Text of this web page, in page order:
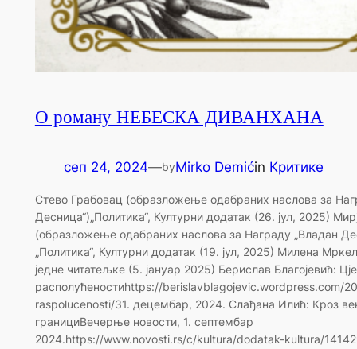
О роману НЕБЕСКА ДИВАНХАНА
сеп 24, 2024—byMirko Demićin Критике
Стево Грабовац (образложење одабраних наслова за
Десница“)„Политика“, Културни додатак (26. јул, 2025)
(образложење одабраних наслова за Награду „Владан
„Политика“, Културни додатак (19. јул, 2025) Милена
једне читатељке (5. јануар 2025) Берислав Благојевић:
располућеностиhttps://berislavblagojevic.wordpress.com/
raspolucenosti/31. децембар, 2024. Слађана Илић: Кроз
границиВечерње новости, 1. септембар
2024.https://www.novosti.rs/c/kultura/dodatak-kultura/